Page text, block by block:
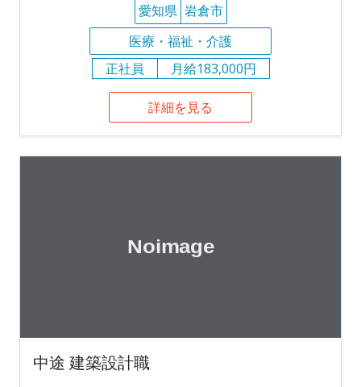
愛知県 岩倉市
医療・福祉・介護
正社員
月給183,000円
詳細を見る
中途 建築設計職